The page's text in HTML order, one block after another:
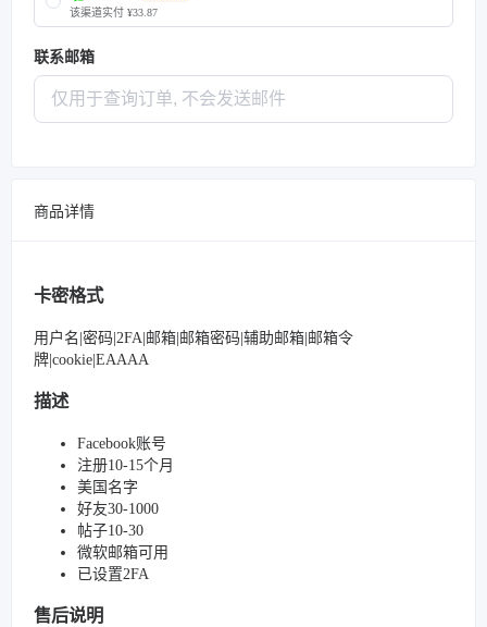
该渠道实付 ¥33.87
联系邮箱
商品详情
卡密格式
用户名|密码|2FA|邮箱|邮箱密码|辅助邮箱|邮箱令
牌|cookie|EAAAA
描述
Facebook账号
注册10-15个月
美国名字
好友30-1000
帖子10-30
微软邮箱可用
已设置2FA
售后说明